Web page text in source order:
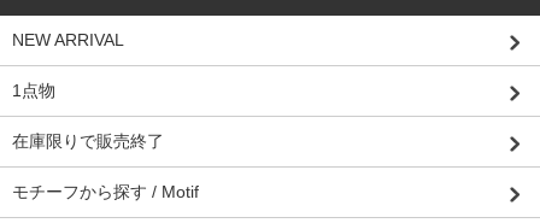
NEW ARRIVAL
1点物
在庫限りで販売終了
モチーフから探す / Motif